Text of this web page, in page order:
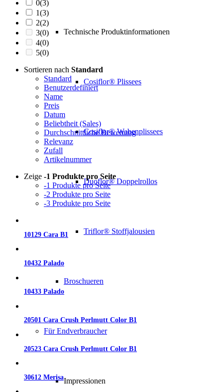
Technische Produktinformationen
Cosiflor® Plissees
Cosiflor® Wabenplissees
Duoflor® Doppelrollos
Triflor® Stoffjalousien
Broschueren
Für Endverbraucher
Impressionen
0(3)
1(3)
2(2)
3(0)
4(0)
5(0)
Sortieren nach Standard
Standard
Benutzerdefiniert
Name
Preis
Datum
Beliebtheit (Sales)
Durchschnittliche Bewertung
Relevanz
Zufall
Artikelnummer
Zeige -1 Produkte pro Seite
-1 Produkte pro Seite
-2 Produkte pro Seite
-3 Produkte pro Seite
10129 Cara B1
10432 Palado
10433 Palado
20501 Cara Crush Perlmutt Color B1
20523 Cara Crush Perlmutt Color B1
30612 Merisa